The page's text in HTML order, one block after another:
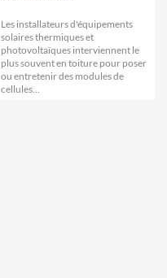
Les installateurs d'équipements
solaires thermiques et
photovoltaïques interviennent le
plus souvent en toiture pour poser
ou entretenir des modules de
cellules...